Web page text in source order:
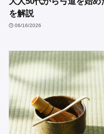
を解説
06/16/2026